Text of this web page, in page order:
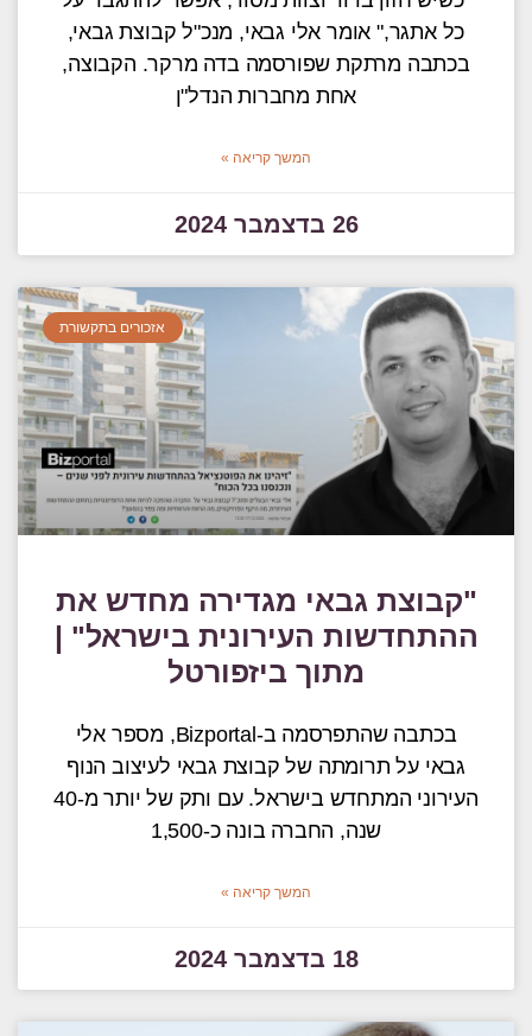
כל אתגר," אומר אלי גבאי, מנכ"ל קבוצת גבאי,
בכתבה מרתקת שפורסמה בדה מרקר. הקבוצה,
אחת מחברות הנדל"ן
המשך קריאה »
26 בדצמבר 2024
אזכורים בתקשורת
"קבוצת גבאי מגדירה מחדש את
ההתחדשות העירונית בישראל" |
מתוך ביזפורטל
בכתבה שהתפרסמה ב-Bizportal, מספר אלי
גבאי על תרומתה של קבוצת גבאי לעיצוב הנוף
העירוני המתחדש בישראל. עם ותק של יותר מ-40
שנה, החברה בונה כ-1,500
המשך קריאה »
18 בדצמבר 2024